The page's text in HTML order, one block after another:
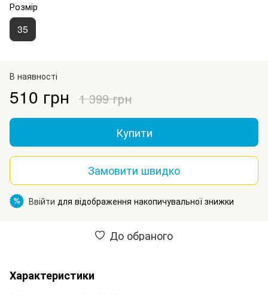
Розмір
35
В наявності
510 грн 1 399 грн
Купити
Замовити швидко
% Ввійти для відображення накопичувальної знижки
До обраного
Характеристики